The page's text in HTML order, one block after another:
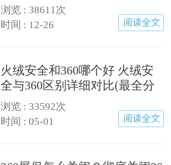
浏览 : 38611次
时间 : 12-26
火绒安全和360哪个好 火绒安
全与360区别详细对比(最全分
析)
浏览 : 33592次
时间 : 05-01